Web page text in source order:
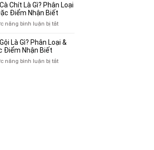
Lôi
Cũ
Tại
Truyện
Tranh,
Tạp
Giá
Tại
10
Địa
Mua
Quần
Cũ
Chít Là Gì? Phân Loại
Điểm Nhận Biết
năng bình luận bị tắtở
Cà
Gì?
Là Gì? Phân Loại &
Điểm Nhận Biết
năng bình luận bị tắtở